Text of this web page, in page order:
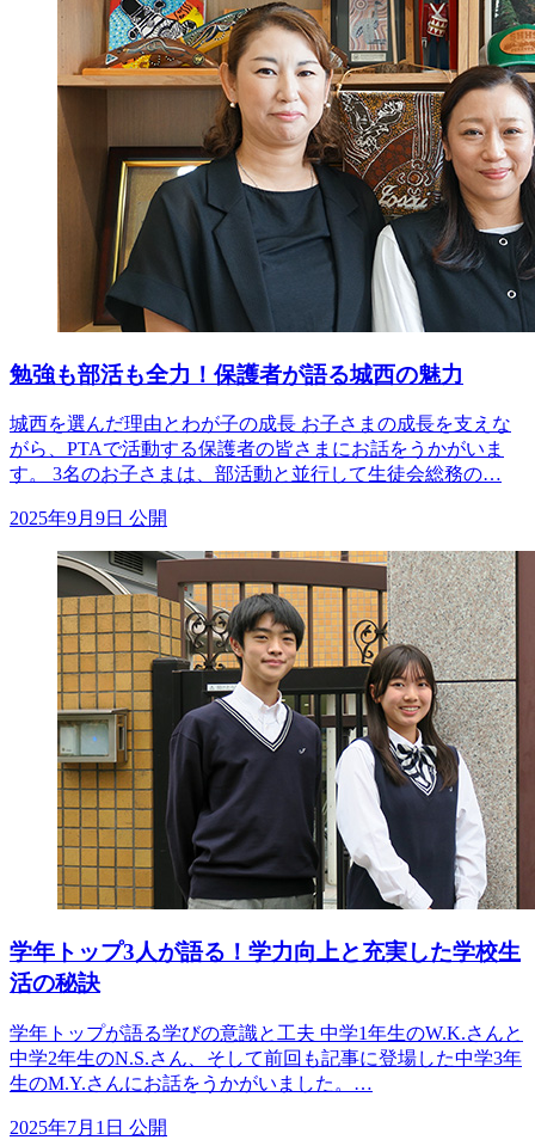
勉強も部活も全力！保護者が語る城西の魅力
城西を選んだ理由とわが子の成長 お子さまの成長を支えな
がら、PTAで活動する保護者の皆さまにお話をうかがいま
す。 3名のお子さまは、部活動と並行して生徒会総務の…
2025年9月9日 公開
学年トップ3人が語る！学力向上と充実した学校生
活の秘訣
学年トップが語る学びの意識と工夫 中学1年生のW.K.さんと
中学2年生のN.S.さん、そして前回も記事に登場した中学3年
生のM.Y.さんにお話をうかがいました。…
2025年7月1日 公開